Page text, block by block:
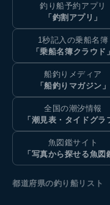
釣り船予約アプリ
「釣割アプリ」
1秒記入の乗船名簿
「乗船名簿クラウド」
船釣りメディア
「船釣りマガジン」
全国の潮汐情報
「潮見表・タイドグラ
魚図鑑サイト
「写真から探せる魚図
都道府県の釣り船リスト